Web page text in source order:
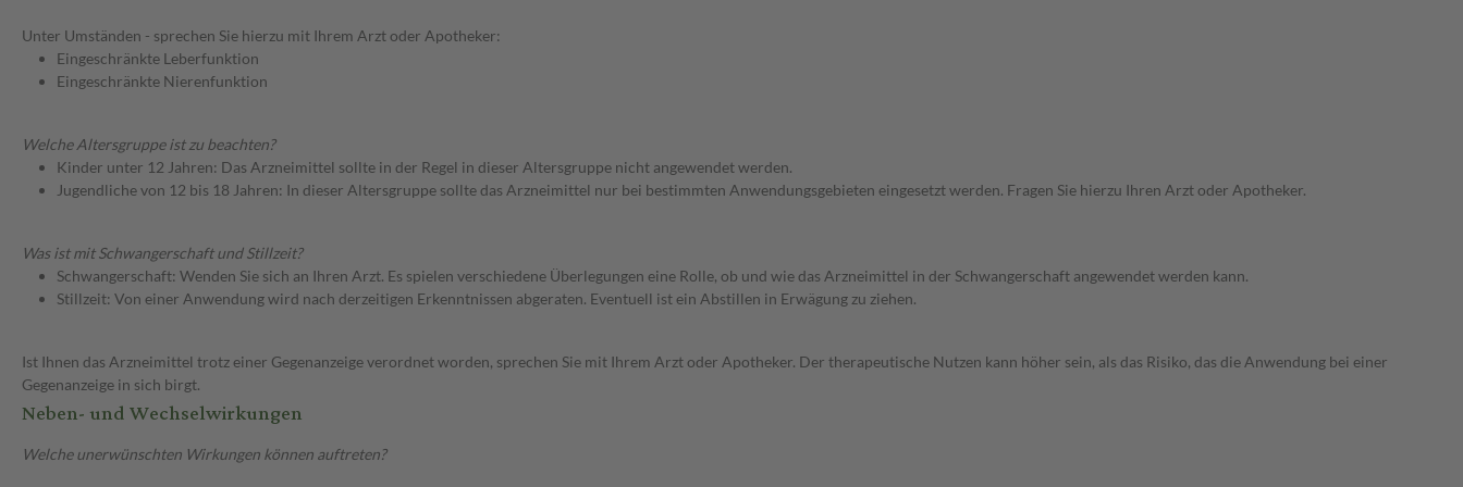
Unter Umständen - sprechen Sie hierzu mit Ihrem Arzt oder Apotheker:
Eingeschränkte Leberfunktion
Eingeschränkte Nierenfunktion
Welche Altersgruppe ist zu beachten?
Kinder unter 12 Jahren: Das Arzneimittel sollte in der Regel in dieser Altersgruppe nicht angewendet werden.
Jugendliche von 12 bis 18 Jahren: In dieser Altersgruppe sollte das Arzneimittel nur bei bestimmten Anwendungsgebieten eingesetzt werden. Fragen Sie hierzu Ihren Arzt oder Apotheker.
Was ist mit Schwangerschaft und Stillzeit?
Schwangerschaft: Wenden Sie sich an Ihren Arzt. Es spielen verschiedene Überlegungen eine Rolle, ob und wie das Arzneimittel in der Schwangerschaft angewendet werden kann.
Stillzeit: Von einer Anwendung wird nach derzeitigen Erkenntnissen abgeraten. Eventuell ist ein Abstillen in Erwägung zu ziehen.
Ist Ihnen das Arzneimittel trotz einer Gegenanzeige verordnet worden, sprechen Sie mit Ihrem Arzt oder Apotheker. Der therapeutische Nutzen kann höher sein, als das Risiko, das die Anwendung bei einer
Gegenanzeige in sich birgt.
Neben- und Wechselwirkungen
Welche unerwünschten Wirkungen können auftreten?